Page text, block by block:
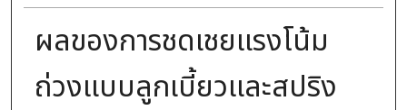
ผลของการชดเชยแรงโน้ม
ถ่วงแบบลูกเบี้ยวและสปริง